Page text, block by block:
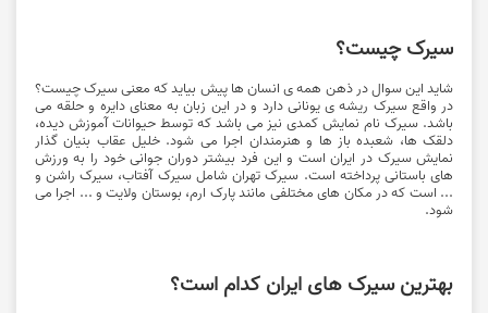
سیرک چیست؟
شاید این سوال در ذهن همه ی انسان ها پیش بیاید که معنی سیرک چیست؟
در واقع سیرک ریشه ی یونانی دارد و در این زبان به معنای دایره و حلقه می
باشد. سیرک نام نمایش کمدی نیز می باشد که توسط حیوانات آموزش دیده،
دلقک ها، شعبده باز ها و هنرمندان اجرا می شود. خلیل عقاب بنیان گذار
نمایش سیرک در ایران است و این فرد بیشتر دوران جوانی خود را به ورزش
های باستانی پرداخته است. سیرک تهران شامل سیرک آفتاب، سیرک راشن و
... است که در مکان های مختلفی مانند پارک ارم، بوستان ولایت و ... اجرا می
شود.
بهترین سیرک های ایران کدام است؟